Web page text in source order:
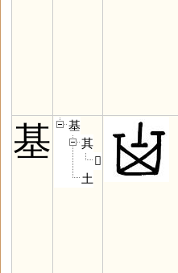
基
基
其
𠀠
土